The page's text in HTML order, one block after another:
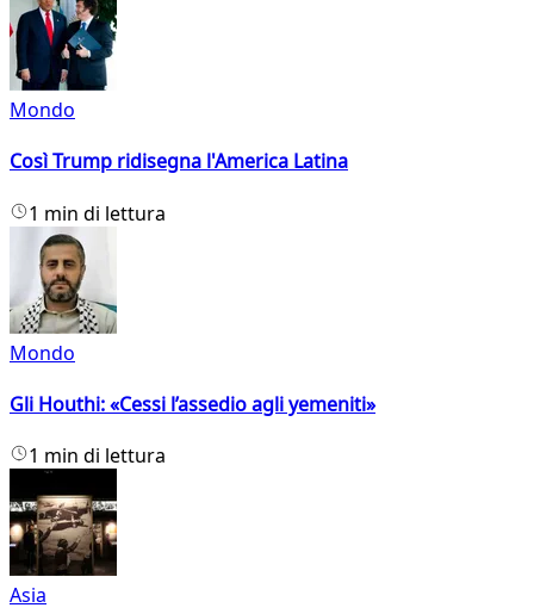
Mondo
Così Trump ridisegna l'America Latina
1 min di lettura
Mondo
Gli Houthi: «Cessi l’assedio agli yemeniti»
1 min di lettura
Asia